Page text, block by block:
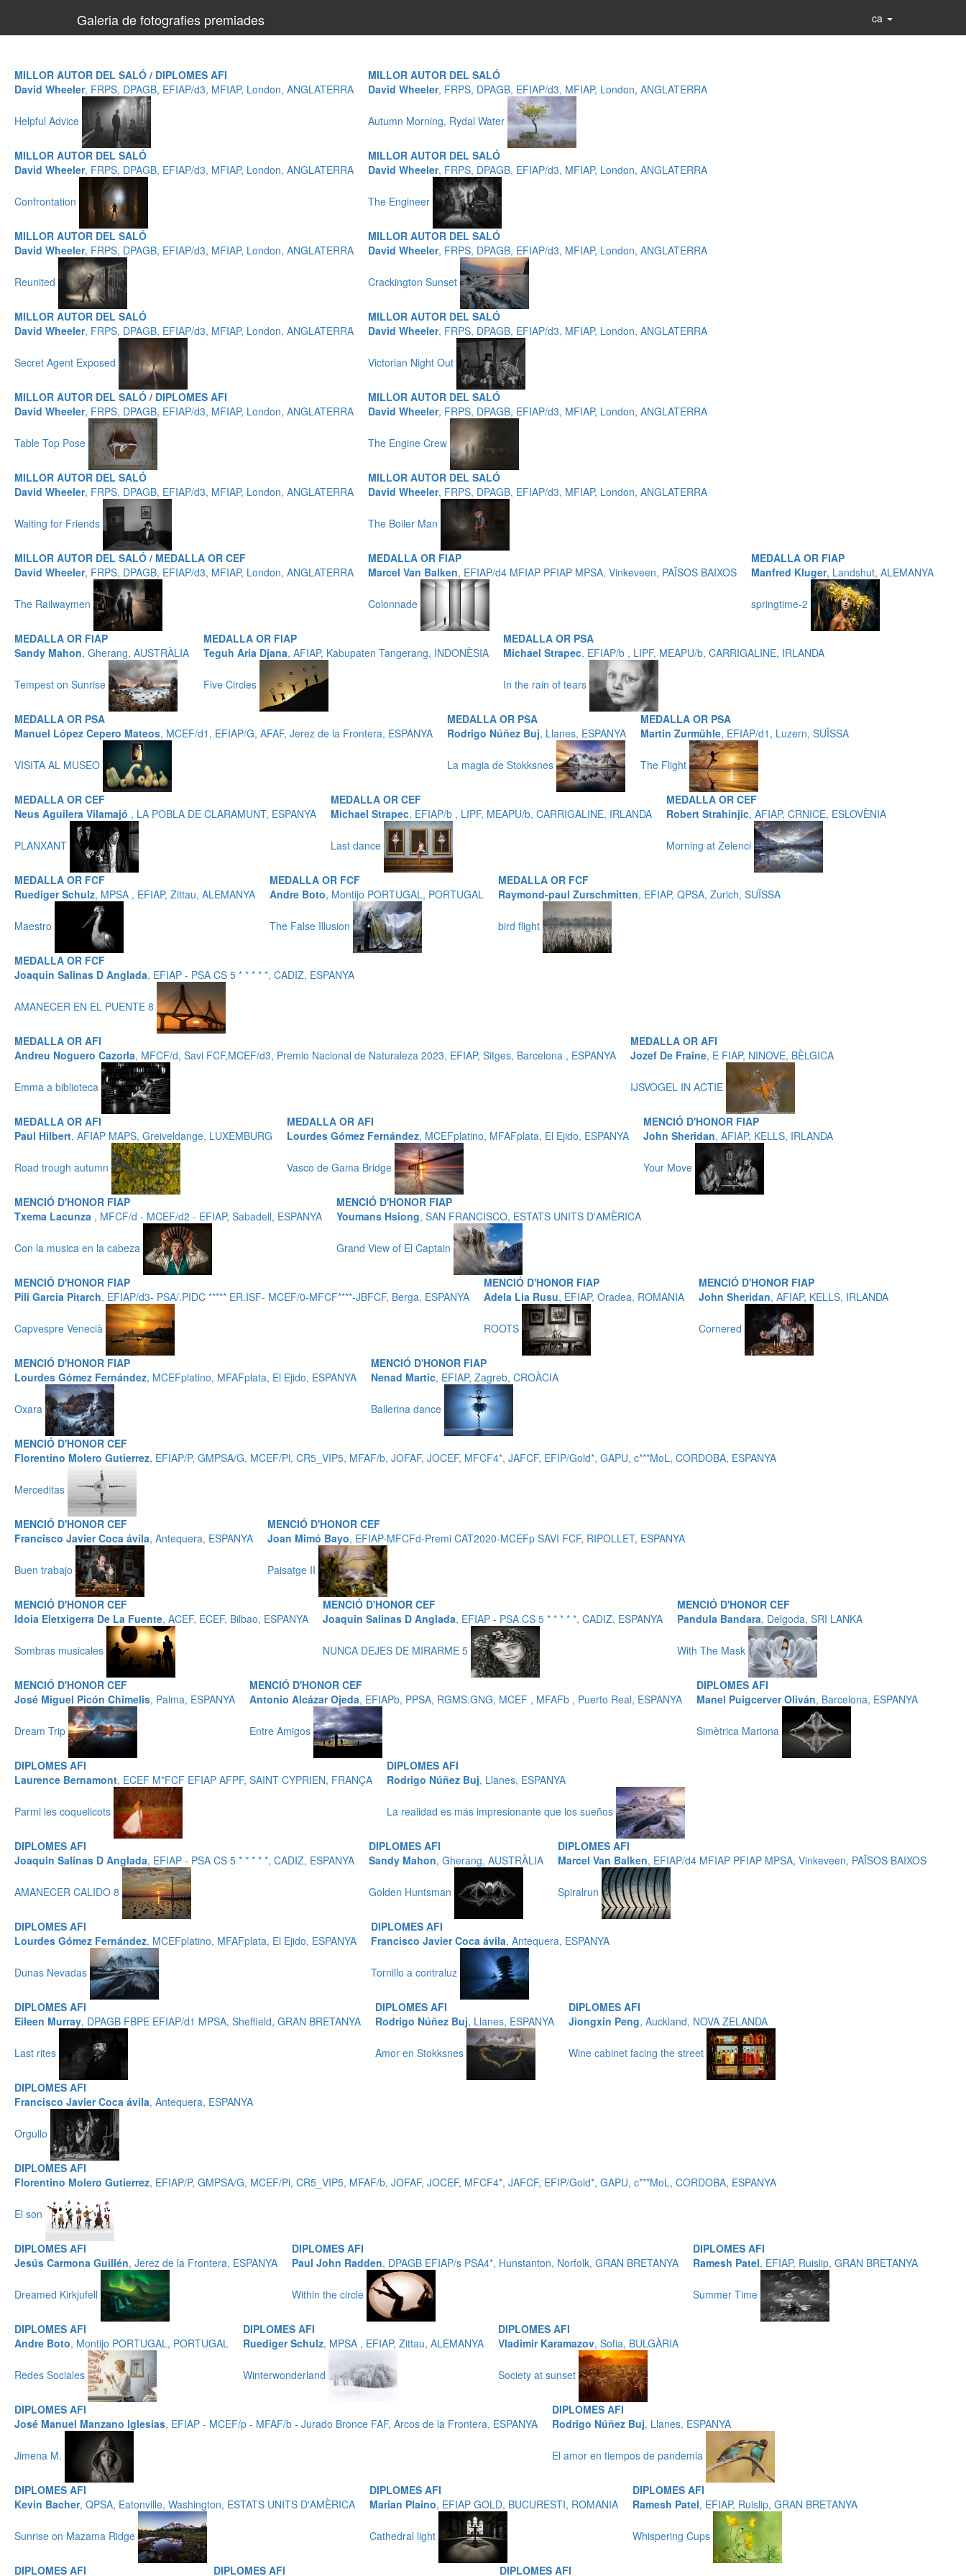
Galeria de fotografies premiades ca
MILLOR AUTOR DEL SALÓ / DIPLOMES AFI
David Wheeler, FRPS, DPAGB, EFIAP/d3, MFIAP, London, ANGLATERRA
Helpful Advice
MILLOR AUTOR DEL SALÓ
David Wheeler, FRPS, DPAGB, EFIAP/d3, MFIAP, London, ANGLATERRA
Autumn Morning, Rydal Water
MILLOR AUTOR DEL SALÓ
David Wheeler, FRPS, DPAGB, EFIAP/d3, MFIAP, London, ANGLATERRA
Confrontation
MILLOR AUTOR DEL SALÓ
David Wheeler, FRPS, DPAGB, EFIAP/d3, MFIAP, London, ANGLATERRA
The Engineer
MILLOR AUTOR DEL SALÓ
David Wheeler, FRPS, DPAGB, EFIAP/d3, MFIAP, London, ANGLATERRA
Reunited
MILLOR AUTOR DEL SALÓ
David Wheeler, FRPS, DPAGB, EFIAP/d3, MFIAP, London, ANGLATERRA
Crackington Sunset
MILLOR AUTOR DEL SALÓ
David Wheeler, FRPS, DPAGB, EFIAP/d3, MFIAP, London, ANGLATERRA
Secret Agent Exposed
MILLOR AUTOR DEL SALÓ
David Wheeler, FRPS, DPAGB, EFIAP/d3, MFIAP, London, ANGLATERRA
Victorian Night Out
MILLOR AUTOR DEL SALÓ / DIPLOMES AFI
David Wheeler, FRPS, DPAGB, EFIAP/d3, MFIAP, London, ANGLATERRA
Table Top Pose
MILLOR AUTOR DEL SALÓ
David Wheeler, FRPS, DPAGB, EFIAP/d3, MFIAP, London, ANGLATERRA
The Engine Crew
MILLOR AUTOR DEL SALÓ
David Wheeler, FRPS, DPAGB, EFIAP/d3, MFIAP, London, ANGLATERRA
Waiting for Friends
MILLOR AUTOR DEL SALÓ
David Wheeler, FRPS, DPAGB, EFIAP/d3, MFIAP, London, ANGLATERRA
The Boiler Man
MILLOR AUTOR DEL SALÓ / MEDALLA OR CEF
David Wheeler, FRPS, DPAGB, EFIAP/d3, MFIAP, London, ANGLATERRA
The Railwaymen
MEDALLA OR FIAP
Marcel Van Balken, EFIAP/d4 MFIAP PFIAP MPSA, Vinkeveen, PAÏSOS BAIXOS
Colonnade
MEDALLA OR FIAP
Manfred Kluger, Landshut, ALEMANYA
springtime-2
MEDALLA OR FIAP
Sandy Mahon, Gherang, AUSTRÀLIA
Tempest on Sunrise
MEDALLA OR FIAP
Teguh Aria Djana, AFIAP, Kabupaten Tangerang, INDONÈSIA
Five Circles
MEDALLA OR PSA
Michael Strapec, EFIAP/b , LIPF, MEAPU/b, CARRIGALINE, IRLANDA
In the rain of tears
MEDALLA OR PSA
Manuel López Cepero Mateos, MCEF/d1, EFIAP/G, AFAF, Jerez de la Frontera, ESPANYA
VISITA AL MUSEO
MEDALLA OR PSA
Rodrigo Núñez Buj, Llanes, ESPANYA
La magia de Stokksnes
MEDALLA OR PSA
Martin Zurmühle, EFIAP/d1, Luzern, SUÏSSA
The Flight
MEDALLA OR CEF
Neus Aguilera Vilamajó , LA POBLA DE CLARAMUNT, ESPANYA
PLANXANT
MEDALLA OR CEF
Michael Strapec, EFIAP/b , LIPF, MEAPU/b, CARRIGALINE, IRLANDA
Last dance
MEDALLA OR CEF
Robert Strahinjic, AFIAP, CRNICE, ESLOVÈNIA
Morning at Zelenci
MEDALLA OR FCF
Ruediger Schulz, MPSA , EFIAP, Zittau, ALEMANYA
Maestro
MEDALLA OR FCF
Andre Boto, Montijo PORTUGAL, PORTUGAL
The False Illusion
MEDALLA OR FCF
Raymond-paul Zurschmitten, EFIAP, QPSA, Zurich, SUÏSSA
bird flight
MEDALLA OR FCF
Joaquin Salinas D Anglada, EFIAP - PSA CS 5 * * * * *, CADIZ, ESPANYA
AMANECER EN EL PUENTE 8
MEDALLA OR AFI
Andreu Noguero Cazorla, MFCF/d, Savi FCF,MCEF/d3, Premio Nacional de Naturaleza 2023, EFIAP, Sitges, Barcelona , ESPANYA
Emma a biblioteca
MEDALLA OR AFI
Jozef De Fraine, E FIAP, NINOVE, BÈLGICA
IJSVOGEL IN ACTIE
MEDALLA OR AFI
Paul Hilbert, AFIAP MAPS, Greiveldange, LUXEMBURG
Road trough autumn
MEDALLA OR AFI
Lourdes Gómez Fernández, MCEFplatino, MFAFplata, El Ejido, ESPANYA
Vasco de Gama Bridge
MENCIÓ D'HONOR FIAP
John Sheridan, AFIAP, KELLS, IRLANDA
Your Move
MENCIÓ D'HONOR FIAP
Txema Lacunza , MFCF/d - MCEF/d2 - EFIAP, Sabadell, ESPANYA
Con la musica en la cabeza
MENCIÓ D'HONOR FIAP
Youmans Hsiong, SAN FRANCISCO, ESTATS UNITS D'AMÈRICA
Grand View of El Captain
MENCIÓ D'HONOR FIAP
Pili Garcia Pitarch, EFIAP/d3- PSA/.PIDC ***** ER.ISF- MCEF/0-MFCF****-JBFCF, Berga, ESPANYA
Capvespre Venecià
MENCIÓ D'HONOR FIAP
Adela Lia Rusu, EFIAP, Oradea, ROMANIA
ROOTS
MENCIÓ D'HONOR FIAP
John Sheridan, AFIAP, KELLS, IRLANDA
Cornered
MENCIÓ D'HONOR FIAP
Lourdes Gómez Fernández, MCEFplatino, MFAFplata, El Ejido, ESPANYA
Oxara
MENCIÓ D'HONOR FIAP
Nenad Martic, EFIAP, Zagreb, CROÀCIA
Ballerina dance
MENCIÓ D'HONOR CEF
Florentino Molero Gutierrez, EFIAP/P, GMPSA/G, MCEF/Pl, CR5_VIP5, MFAF/b, JOFAF, JOCEF, MFCF4*, JAFCF, EFIP/Gold*, GAPU, c***MoL, CORDOBA, ESPANYA
Merceditas
MENCIÓ D'HONOR CEF
Francisco Javier Coca ávila, Antequera, ESPANYA
Buen trabajo
MENCIÓ D'HONOR CEF
Joan Mimó Bayo, EFIAP-MFCFd-Premi CAT2020-MCEFp SAVI FCF, RIPOLLET, ESPANYA
Paisatge II
MENCIÓ D'HONOR CEF
Idoia Eletxigerra De La Fuente, ACEF, ECEF, Bilbao, ESPANYA
Sombras musicales
MENCIÓ D'HONOR CEF
Joaquin Salinas D Anglada, EFIAP - PSA CS 5 * * * * *, CADIZ, ESPANYA
NUNCA DEJES DE MIRARME 5
MENCIÓ D'HONOR CEF
Pandula Bandara, Delgoda, SRI LANKA
With The Mask
MENCIÓ D'HONOR CEF
José Miguel Picón Chimelis, Palma, ESPANYA
Dream Trip
MENCIÓ D'HONOR CEF
Antonio Alcázar Ojeda, EFIAPb, PPSA, RGMS.GNG, MCEF , MFAFb , Puerto Real, ESPANYA
Entre Amigos
DIPLOMES AFI
Manel Puigcerver Oliván, Barcelona, ESPANYA
Simètrica Mariona
DIPLOMES AFI
Laurence Bernamont, ECEF M*FCF EFIAP AFPF, SAINT CYPRIEN, FRANÇA
Parmi les coquelicots
DIPLOMES AFI
Rodrigo Núñez Buj, Llanes, ESPANYA
La realidad es más impresionante que los sueños
DIPLOMES AFI
Joaquin Salinas D Anglada, EFIAP - PSA CS 5 * * * * *, CADIZ, ESPANYA
AMANECER CALIDO 8
DIPLOMES AFI
Sandy Mahon, Gherang, AUSTRÀLIA
Golden Huntsman
DIPLOMES AFI
Marcel Van Balken, EFIAP/d4 MFIAP PFIAP MPSA, Vinkeveen, PAÏSOS BAIXOS
Spiralrun
DIPLOMES AFI
Lourdes Gómez Fernández, MCEFplatino, MFAFplata, El Ejido, ESPANYA
Dunas Nevadas
DIPLOMES AFI
Francisco Javier Coca ávila, Antequera, ESPANYA
Tornillo a contraluz
DIPLOMES AFI
Eileen Murray, DPAGB FBPE EFIAP/d1 MPSA, Sheffield, GRAN BRETANYA
Last rites
DIPLOMES AFI
Rodrigo Núñez Buj, Llanes, ESPANYA
Amor en Stokksnes
DIPLOMES AFI
Jiongxin Peng, Auckland, NOVA ZELANDA
Wine cabinet facing the street
DIPLOMES AFI
Francisco Javier Coca ávila, Antequera, ESPANYA
Orgullo
DIPLOMES AFI
Florentino Molero Gutierrez, EFIAP/P, GMPSA/G, MCEF/Pl, CR5_VIP5, MFAF/b, JOFAF, JOCEF, MFCF4*, JAFCF, EFIP/Gold*, GAPU, c***MoL, CORDOBA, ESPANYA
El son
DIPLOMES AFI
Jesús Carmona Guillén, Jerez de la Frontera, ESPANYA
Dreamed Kirkjufell
DIPLOMES AFI
Paul John Radden, DPAGB EFIAP/s PSA4*, Hunstanton, Norfolk, GRAN BRETANYA
Within the circle
DIPLOMES AFI
Ramesh Patel, EFIAP, Ruislip, GRAN BRETANYA
Summer Time
DIPLOMES AFI
Andre Boto, Montijo PORTUGAL, PORTUGAL
Redes Sociales
DIPLOMES AFI
Ruediger Schulz, MPSA , EFIAP, Zittau, ALEMANYA
Winterwonderland
DIPLOMES AFI
Vladimir Karamazov, Sofia, BULGÀRIA
Society at sunset
DIPLOMES AFI
José Manuel Manzano Iglesias, EFIAP - MCEF/p - MFAF/b - Jurado Bronce FAF, Arcos de la Frontera, ESPANYA
Jimena M.
DIPLOMES AFI
Rodrigo Núñez Buj, Llanes, ESPANYA
El amor en tiempos de pandemia
DIPLOMES AFI
Kevin Bacher, QPSA, Eatonville, Washington, ESTATS UNITS D'AMÈRICA
Sunrise on Mazama Ridge
DIPLOMES AFI
Marian Plaino, EFIAP GOLD, BUCURESTI, ROMANIA
Cathedral light
DIPLOMES AFI
Ramesh Patel, EFIAP, Ruislip, GRAN BRETANYA
Whispering Cups
DIPLOMES AFI DIPLOMES AFI DIPLOMES AFI